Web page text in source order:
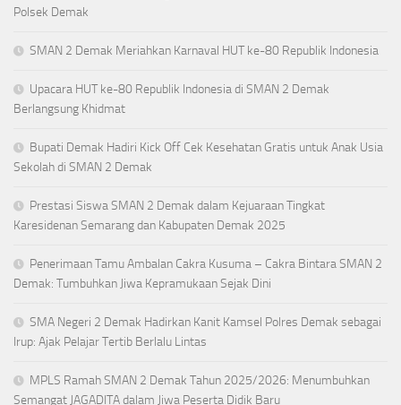
Polsek Demak
SMAN 2 Demak Meriahkan Karnaval HUT ke-80 Republik Indonesia
Upacara HUT ke-80 Republik Indonesia di SMAN 2 Demak
Berlangsung Khidmat
Bupati Demak Hadiri Kick Off Cek Kesehatan Gratis untuk Anak Usia
Sekolah di SMAN 2 Demak
Prestasi Siswa SMAN 2 Demak dalam Kejuaraan Tingkat
Karesidenan Semarang dan Kabupaten Demak 2025
Penerimaan Tamu Ambalan Cakra Kusuma – Cakra Bintara SMAN 2
Demak: Tumbuhkan Jiwa Kepramukaan Sejak Dini
SMA Negeri 2 Demak Hadirkan Kanit Kamsel Polres Demak sebagai
Irup: Ajak Pelajar Tertib Berlalu Lintas
MPLS Ramah SMAN 2 Demak Tahun 2025/2026: Menumbuhkan
Semangat JAGADITA dalam Jiwa Peserta Didik Baru